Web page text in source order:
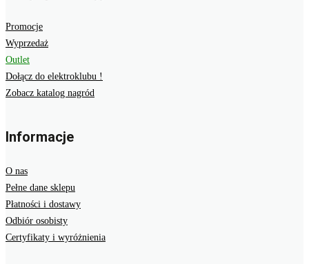
Promocje
Wyprzedaż
Outlet
Dołącz do elektroklubu !
Zobacz katalog nagród
Informacje
O nas
Pełne dane sklepu
Płatności i dostawy
Odbiór osobisty
Certyfikaty i wyróżnienia